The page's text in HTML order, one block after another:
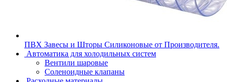
ПВХ Завесы и Шторы Силиконовые от Производителя.
Автоматика для холодильных систем
Вентили шаровые
Соленоидные клапаны